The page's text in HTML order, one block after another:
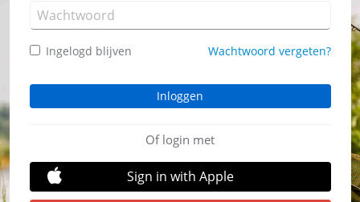
Ingelogd blijven Wachtwoord vergeten?
Of login met
Sign in with Apple